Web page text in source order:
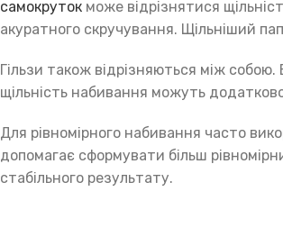
самокруток може відрізнятися
акуратного скручування. Щільніший
Гільзи також відрізняються між
щільність набивання можуть
Для рівномірного набивання часто
допомагає сформувати більш
стабільного результату.